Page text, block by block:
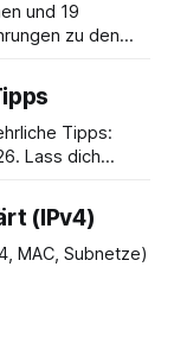
und 19
zu den
Tipps:
Lass dich
(IPv4)
MAC, Subnetze)